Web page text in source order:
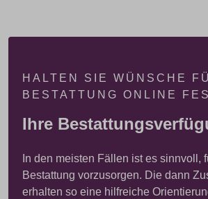
HALTEN SIE WÜNSCHE
BESTATTUNG ONLINE
Ihre
In den meisten Fällen ist es sinnvoll,
Bestattung vorzusorgen. Die dann
erhalten so eine hilfreiche